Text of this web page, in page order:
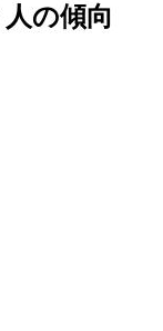
の傾向